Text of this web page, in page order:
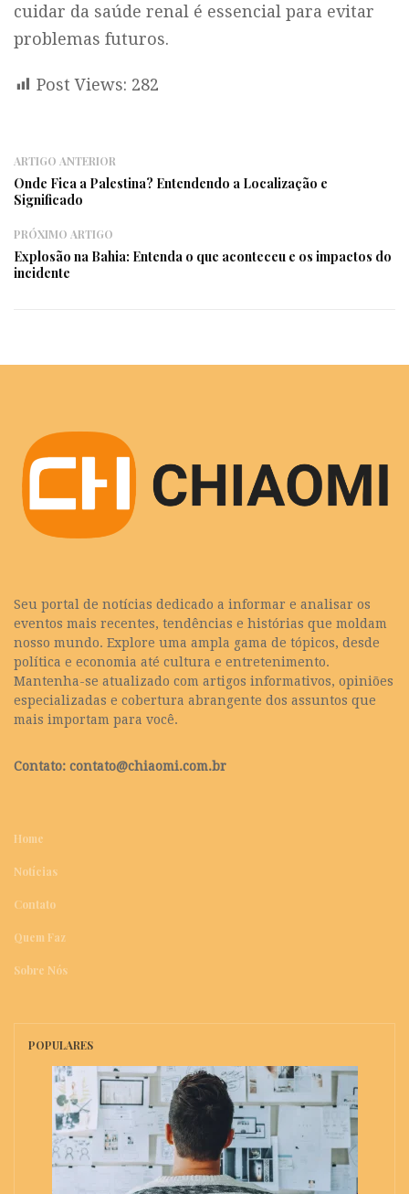
cuidar da saúde renal é essencial para evitar
problemas futuros.
Post Views: 282
ARTIGO ANTERIOR
Onde Fica a Palestina? Entendendo a Localização e
Significado
PRÓXIMO ARTIGO
Explosão na Bahia: Entenda o que aconteceu e os impactos do
incidente
Seu portal de notícias dedicado a informar e analisar os
eventos mais recentes, tendências e histórias que moldam
nosso mundo. Explore uma ampla gama de tópicos, desde
política e economia até cultura e entretenimento.
Mantenha-se atualizado com artigos informativos, opiniões
especializadas e cobertura abrangente dos assuntos que
mais importam para você.
Contato: contato@chiaomi.com.br
Home
Notícias
Contato
Quem Faz
Sobre Nós
POPULARES